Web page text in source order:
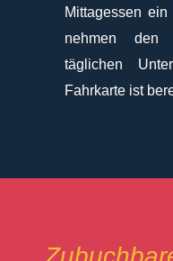
Mittagessen
nehmen den
täglichen
Fahrkarte ist